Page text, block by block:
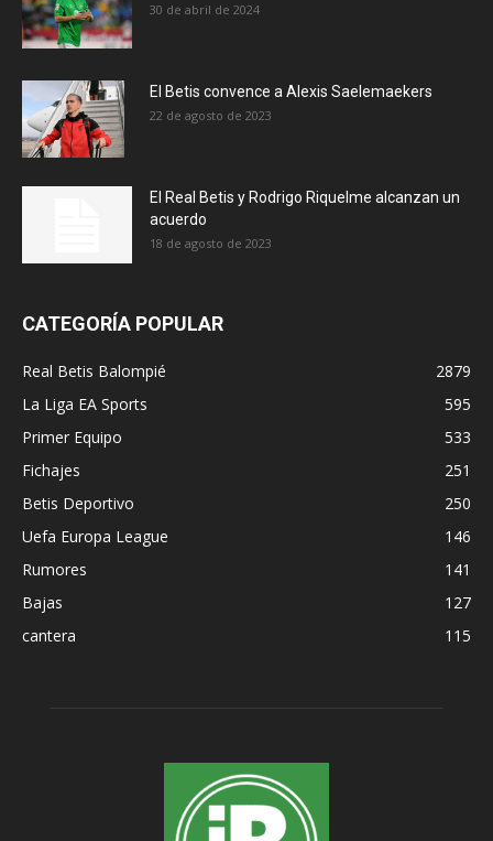
30 de abril de 2024
El Betis convence a Alexis Saelemaekers
22 de agosto de 2023
El Real Betis y Rodrigo Riquelme alcanzan un
acuerdo
18 de agosto de 2023
CATEGORÍA POPULAR
Real Betis Balompié
2879
La Liga EA Sports
595
Primer Equipo
533
Fichajes
251
Betis Deportivo
250
Uefa Europa League
146
Rumores
141
Bajas
127
cantera
115